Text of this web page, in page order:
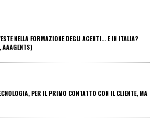
NELLA FORMAZIONE DEGLI AGENTI... E IN ITALIA?
AAAGENTS)
PER IL PRIMO CONTATTO CON IL CLIENTE, MA